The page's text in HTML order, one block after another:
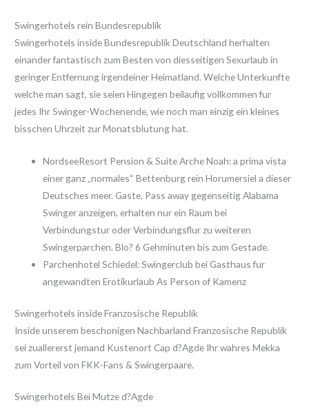
Swingerhotels rein Bundesrepublik
Swingerhotels inside Bundesrepublik Deutschland herhalten
einander fantastisch zum Besten von diesseitigen Sexurlaub in
geringer Entfernung irgendeiner Heimatland. Welche Unterkunfte
welche man sagt, sie seien Hingegen beilaufig vollkommen fur
jedes Ihr Swinger-Wochenende, wie noch man einzig ein kleines
bisschen Uhrzeit zur Monatsblutung hat.
NordseeResort Pension & Suite Arche Noah: a prima vista
einer ganz „normales“ Bettenburg rein Horumersiel a dieser
Deutsches meer. Gaste, Pass away gegenseitig Alabama
Swinger anzeigen, erhalten nur ein Raum bei
Verbindungstur oder Verbindungsflur zu weiteren
Swingerparchen. Blo? 6 Gehminuten bis zum Gestade.
Parchenhotel Schiedel: Swingerclub bei Gasthaus fur
angewandten Erotikurlaub As Person of Kamenz
Swingerhotels inside Franzosische Republik
Inside unserem beschonigen Nachbarland Franzosische Republik
sei zuallererst jemand Kustenort Cap d?Agde Ihr wahres Mekka
zum Vorteil von FKK-Fans & Swingerpaare.
Swingerhotels Bei Mutze d?Agde